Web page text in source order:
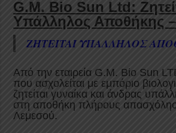
G.M. Bio Sun Ltd:
Υπάλληλος Αποθήκης
ZHTEITAI ΥΠΑΛΛΗΛΟΣ
Από την εταιρεία G.M. Bio Sun
που ασχολείται με εμπόριο
ζητείται γυναίκα και άνδρας
στη αποθήκη πλήρους
Λεμεσού.